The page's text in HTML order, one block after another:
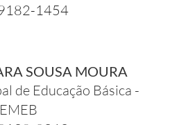
1454
SOUSA MOURA
de Educação Básica -